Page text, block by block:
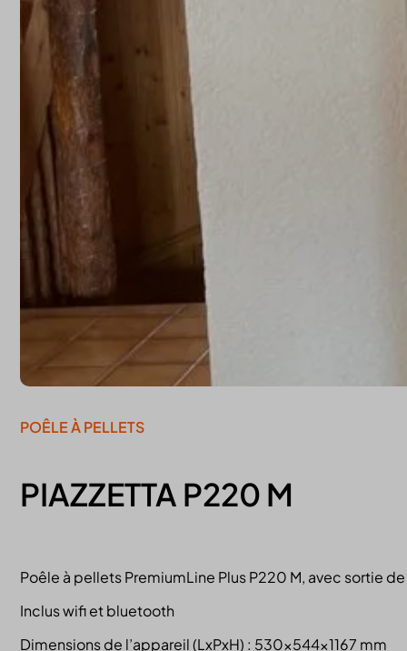
PIAZZETTA P220 M
POÊLE À PELLETS
Poêle à pellets PremiumLine Plus P220 M, avec sortie
Inclus wifi et bluetooth
Dimensions de l’appareil (LxPxH) : 530x544x1167 mm